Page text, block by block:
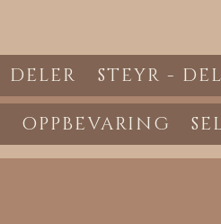
DELER STEYR -
OPPBEVARING